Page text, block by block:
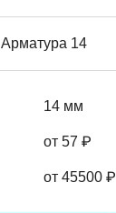
Арматура 14
14 мм
от 57 ₽
от 45500 ₽